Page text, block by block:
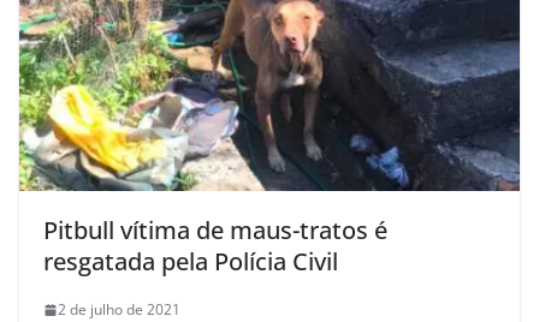
Pitbull vítima de maus-tratos é
resgatada pela Polícia Civil
2 de julho de 2021